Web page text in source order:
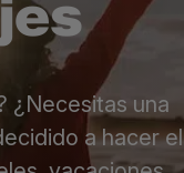
¿Necesitas una
a hacer el